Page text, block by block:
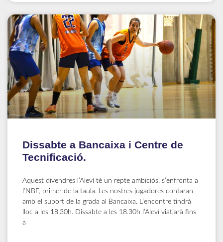
Dissabte a Bancaixa i Centre de
Tecnificació.
Aquest divendres l’Aleví té un repte ambiciós, s’enfronta a
l’NBF, primer de la taula. Les nostres jugadores contaran
amb el suport de la grada al Bancaixa. L’encontre tindrà
lloc a les 18:30h. Dissabte a les 18.30h l’Aleví viatjarà fins
a